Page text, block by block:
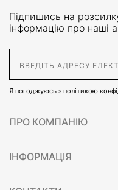
Підпишись на
інформацію про наші
Я погоджуюсь з політикою
ПРО КОМПАНІЮ
ІНФОРМАЦІЯ